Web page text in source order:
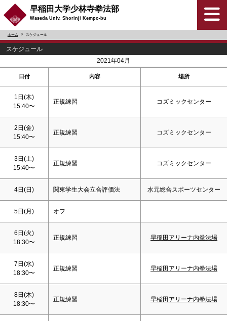
早稲田大学少林寺拳法部
Waseda Univ. Shorinji Kempo-bu
ホーム スケジュール
スケジュール
2021年04月
日付 内容 場所
1日(木)
15:40〜
正規練習 コズミックセンター
2日(金)
15:40〜
正規練習 コズミックセンター
3日(土)
15:40〜
正規練習 コズミックセンター
4日(日) 関東学生大会立合評価法 水元総合スポーツセンター
5日(月) オフ
6日(火)
18:30〜
正規練習 早稲田アリーナ内拳法場
7日(水)
18:30〜
正規練習 早稲田アリーナ内拳法場
8日(木)
18:30〜
正規練習 早稲田アリーナ内拳法場